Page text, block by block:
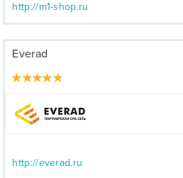
http://m1-shop.ru
Everad
http://everad.ru